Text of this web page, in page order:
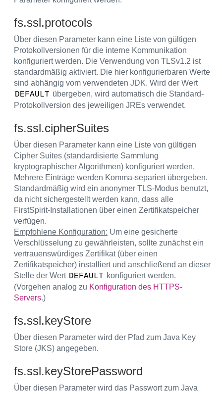
fs.ssl.protocols
Über diesen Parameter kann eine Liste von gültigen
Protokollversionen für die interne Kommunikation
konfiguriert werden. Die Verwendung von TLSv1.2 ist
standardmäßig aktiviert. Die hier konfigurierbaren Werte
sind abhängig vom verwendeten JDK. Wird der Wert
DEFAULT übergeben, wird automatisch die Standard-
Protokollversion des jeweiligen JREs verwendet.
fs.ssl.cipherSuites
Über diesen Parameter kann eine Liste von gültigen
Cipher Suites (standardisierte Sammlung
kryptographischer Algorithmen) konfiguriert werden.
Mehrere Einträge werden Komma-separiert übergeben.
Standardmäßig wird ein anonymer TLS-Modus benutzt,
da nicht sichergestellt werden kann, dass alle
FirstSpirit-Installationen über einen Zertifikatspeicher
verfügen.
Empfohlene Konfiguration: Um eine gesicherte
Verschlüsselung zu gewährleisten, sollte zunächst ein
vertrauenswürdiges Zertifikat (über einen
Zertifikatspeicher) installiert und anschließend an dieser
Stelle der Wert DEFAULT konfiguriert werden.
(Vorgehen analog zu Konfiguration des HTTPS-
Servers.)
fs.ssl.keyStore
Über diesen Parameter wird der Pfad zum Java Key
Store (JKS) angegeben.
fs.ssl.keyStorePassword
Über diesen Parameter wird das Passwort zum Java